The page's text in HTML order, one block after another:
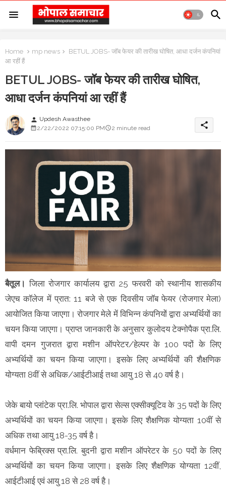
Home mp news
BETUL JOBS- जॉब फेयर की तारीख घोषित, आधा दर्जन कंपनियां
आ रहीं हैं
BETUL JOBS- जॉब फेयर की तारीख घोषित,
आधा दर्जन कंपनियां आ रहीं हैं
person Updesh Awasthee
2/22/2022 07:15:00 PM
2 minute read share
बैतूल। जिला रोजगार कार्यालय द्वारा 25 फरवरी को स्थानीय शासकीय
जेएच कॉलेज में प्रात: 11 बजे से एक दिवसीय जॉब फेयर (रोजगार मेला)
आयोजित किया जाएगा। रोजगार मेले में विभिन्न कंपनियों द्वारा अभ्यर्थियों का
चयन किया जाएगा। प्राप्त जानकारी के अनुसार कुलोदय टेक्नोपैक प्रा.लि.
वापी दमन गुजरात द्वारा मशीन ऑपरेटर/हेल्पर के 100 पदों के लिए
अभ्यर्थियों का चयन किया जाएगा। इसके लिए अभ्यर्थियों की शैक्षणिक
योग्यता 8वीं से अधिक/आईटीआई तथा आयु 18 से 40 वर्ष है।
जेके बायो प्लांटेक प्रा.लि. भोपाल द्वारा सेल्स एक्सीक्यूटिव के 35 पदों के लिए
अभ्यर्थियों का चयन किया जाएगा। इसके लिए शैक्षणिक योग्यता 10वीं से
अधिक तथा आयु 18-35 वर्ष है।
वर्धमान फेब्रिक्स प्रा.लि. बुदनी द्वारा मशीन ऑपरेटर के 50 पदों के लिए
अभ्यर्थियों का चयन किया जाएगा। इसके लिए शैक्षणिक योग्यता 12वीं,
आईटीआई एवं आयु 18 से 28 वर्ष है।